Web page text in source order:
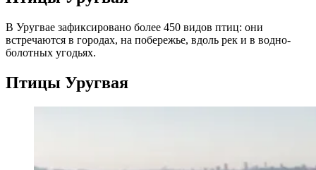
В Уругвае зафиксировано более 450 видов птиц: они
встречаются в городах, на побережье, вдоль рек и в водно-
болотных угодьях.
Птицы Уругвая